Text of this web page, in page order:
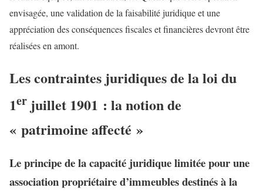
envisagée, une validation de la faisabilité juridique et une
appréciation des conséquences fiscales et financières devront être
réalisées en amont.
Les contraintes juridiques de la loi du
1er juillet 1901 : la notion de
« patrimoine affecté »
Le principe de la capacité juridique limitée pour une
association propriétaire d’immeubles destinés à la